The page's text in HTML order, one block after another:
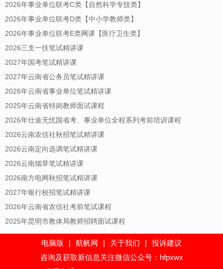
2026年事业单位联考C类【自然科学专技类】
2026年事业单位联考D类【中小学教师类】
2026年事业单位联考E类网课【医疗卫生类】
2026三支一扶笔试精讲课
2027年国考笔试精讲课
2027年云南省公务员笔试精讲课
2026年云南省事业单位笔试精讲课
2025年云南省特岗教师面试课程
2026年仕途无忧国省考、事业单位全程系列考前培训课程
2026云南农信社秋招笔试精讲课
2026云南定向选调笔试精讲课
2026云南烟草笔试精讲课
2026南方电网秋招笔试精讲课
2027年银行校招笔试精讲课
2026年云南省农信社考前笔试课程
2025年昆明市教体局教师招聘面试课程
电脑版 | 航帆网 | 关于我们 |
投诉建议
咨询及获取新信息关注微信公众号：hfpxwx